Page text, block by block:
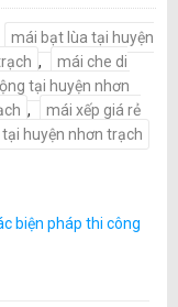
mái bạt lùa tại huyện
,
mái che di
tại huyện nhơn
,
mái xếp giá rẻ
huyện nhơn trạch
biện pháp thi công